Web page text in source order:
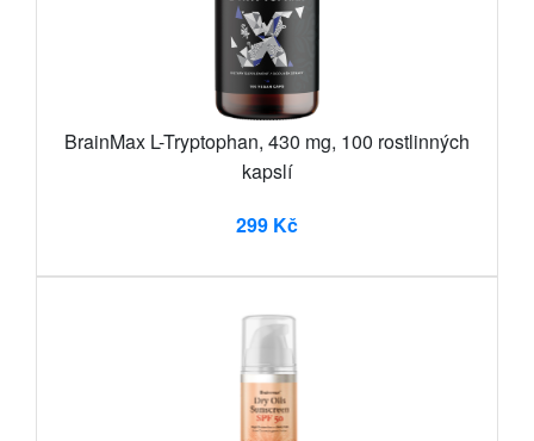
BrainMax L-Tryptophan, 430 mg, 100 rostlinných
kapslí
299 Kč